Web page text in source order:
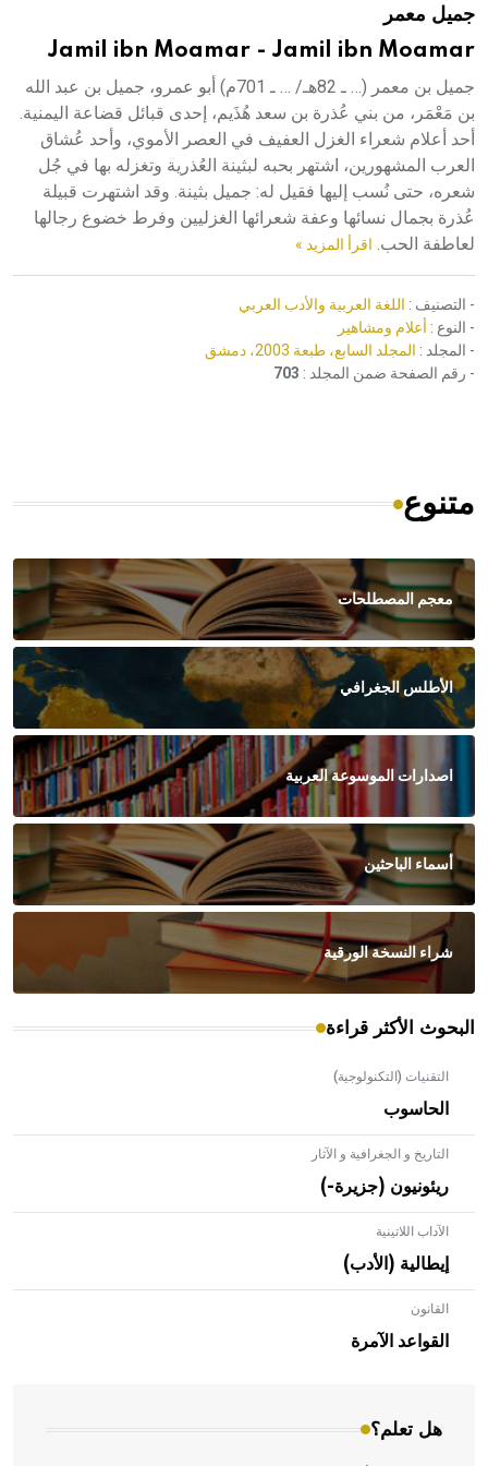
هيئة الموسوعة العربية تطلق موسوعات جديدة في عام 2026جميل معمر
Jamil ibn Moamar - Jamil ibn Moamar
جميل بن معمر (… ـ 82هـ/ … ـ 701م) أبو عمرو، جميل بن عبد الله
بن مَعْمَر، من بني عُذرة بن سعد هُذَيم، إحدى قبائل قضاعة اليمنية.
أحد أعلام شعراء الغزل العفيف في العصر الأموي، وأحد عُشاق
العرب المشهورين، اشتهر بحبه لبثينة العُذرية وتغزله بها في جُل
شعره، حتى نُسب إليها فقيل له: جميل بثينة. وقد اشتهرت قبيلة
عُذرة بجمال نسائها وعفة شعرائها الغزليين وفرط خضوع رجالها
لعاطفة الحب. اقرأ المزيد »
- التصنيف : اللغة العربية والأدب العربي
- النوع : أعلام ومشاهير
- المجلد : المجلد السابع، طبعة 2003، دمشق
- رقم الصفحة ضمن المجلد : 703
متنوع
معجم المصطلحات
الأطلس الجغرافي
اصدارات الموسوعة العربية
أسماء الباحثين
شراء النسخة الورقية
البحوث الأكثر قراءة
التقنيات (التكنولوجية)
الحاسوب
التاريخ و الجغرافية و الآثار
ريئونيون (جزيرة-)
الآداب اللاتينية
إيطالية (الأدب)
القانون
القواعد الآمرة
هل تعلم؟
- هل تعلم أن الأبلق نوع من الفنون الهندسية التي ارتبطت
بالعمارة الإسلامية في بلاد الشام ومصر خاصة، حيث يحرص
المعمار على بناء مداميكه وخاصة في الواجهات